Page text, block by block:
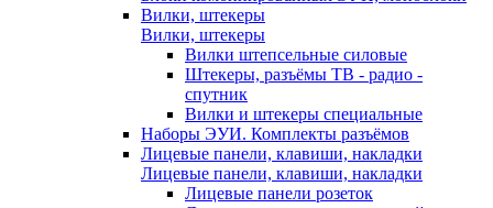
Вилки, штекеры
Вилки, штекеры
Вилки штепсельные силовые
Штекеры, разъёмы ТВ - радио -
спутник
Вилки и штекеры специальные
Наборы ЭУИ. Комплекты разъёмов
Лицевые панели, клавиши, накладки
Лицевые панели, клавиши, накладки
Лицевые панели розеток